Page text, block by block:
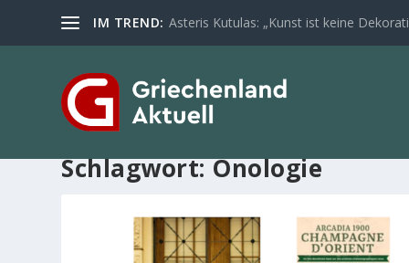
IM TREND: Asteris Kutulas: „Kunst ist keine
Schlagwort:Önologie